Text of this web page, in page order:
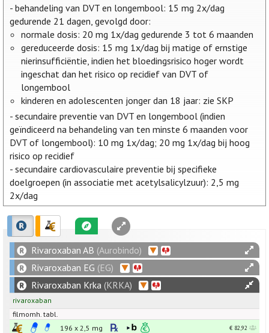
- behandeling van DVT en longembool: 15 mg 2x/dag
gedurende 21 dagen, gevolgd door:
normale dosis: 20 mg 1x/dag gedurende 3 tot 6 maanden
gereduceerde dosis: 15 mg 1x/dag bij matige of ernstige
nierinsufficiëntie, indien het bloedingsrisico hoger wordt
ingeschat dan het risico op recidief van DVT of
longembool
kinderen en adolescenten jonger dan 18 jaar: zie SKP
- secundaire preventie van DVT en longembool (indien
geïndiceerd na behandeling van ten minste 6 maanden voor
DVT of longembool): 10 mg 1x/dag; 20 mg 1x/dag bij hoog
risico op recidief
- secundaire cardiovasculaire preventie bij specifieke
doelgroepen (in associatie met acetylsalicylzuur): 2,5 mg
2x/dag
Rivaroxaban AB (Aurobindo)
Rivaroxaban EG (EG)
Rivaroxaban Krka (KRKA)
rivaroxaban
filmomh. tabl.
196 x 2,5 mg € 82,92